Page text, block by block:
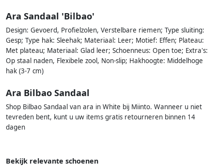
Ara Sandaal 'Bilbao'
Design: Gevoerd, Profielzolen, Verstelbare riemen; Type sluiting:
Gesp; Type hak: Sleehak; Materiaal: Leer; Motief: Effen; Plateau:
Met plateau; Materiaal: Glad leer; Schoenneus: Open toe; Extra's:
Op staal naden, Flexibele zool, Non-slip; Hakhoogte: Middelhoge
hak (3-7 cm)
Ara Bilbao Sandaal
Shop Bilbao Sandaal van ara in White bij Miinto. Wanneer u niet
tevreden bent, kunt u uw items gratis retourneren binnen 14
dagen
Bekijk relevante schoenen